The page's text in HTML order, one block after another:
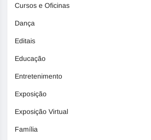
Cursos e Oficinas
Dança
Editais
Educação
Entretenimento
Exposição
Exposição Virtual
Família